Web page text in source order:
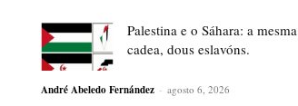
Palestina e o Sáhara: a mesma
cadea, dous eslavóns.
André Abeledo Fernández - agosto 6, 2026